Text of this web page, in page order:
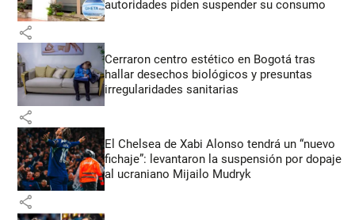
autoridades piden suspender su consumo
share
Cerraron centro estético en Bogotá tras
hallar desechos biológicos y presuntas
irregularidades sanitarias
share
El Chelsea de Xabi Alonso tendrá un “nuevo
fichaje”: levantaron la suspensión por dopaje
al ucraniano Mijailo Mudryk
share